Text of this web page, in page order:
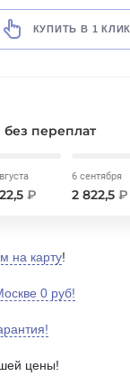
КУПИТЬ В 1 КЛИК
без переплат
₽
6 сентября
2 822,5 ₽
на карту!
0 руб!
цены!